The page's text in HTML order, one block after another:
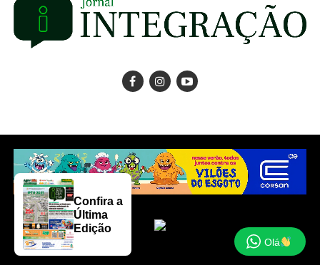
Copyright © 2025 Jornal Integração.
Confira a
Última
Edição
Olá